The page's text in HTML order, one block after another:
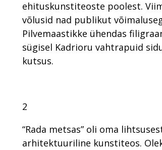
ehituskunstiteoste poolest.
võlusid nad publikut
Pilvemaastikke ühendas
sügisel Kadrioru vahtrapuid
kutsus.
2
“Rada metsas” oli oma
arhitektuuriline kunstiteos.